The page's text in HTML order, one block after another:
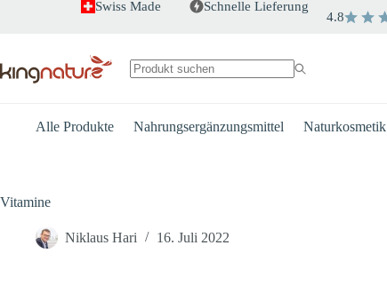
Swiss Made Schnelle Lieferung
4.8
Alle Produkte Nahrungsergänzungsmittel Naturkosmetik
Vitamine
Niklaus Hari 16. Juli 2022